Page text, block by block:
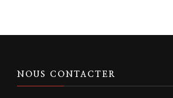
NOUS CONTACTER